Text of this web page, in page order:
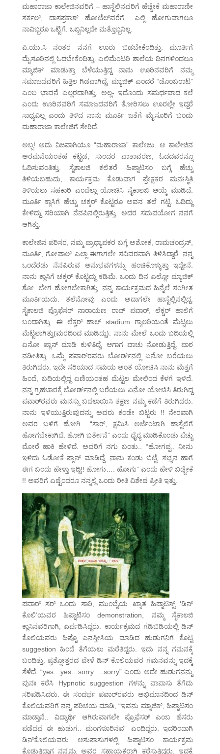
ಮಹಾರಾಜಾ ಕಾಲೇಜಿನವರಿಗೆ – ಹಾಸ್ಟೆಲಿನವರಿಗೆ ಹೆಚ್ಚೇಕೆ ಮಹಾರಾಣೀ
ಸರ್ಕಲ್, ದಾಸಪ್ರಕಾಶ್ ಹೋಟೆಲ್‌ವರೆಗೆ.. ಎಲ್ಲಿ ಹೋಗುವಾಗಲೂ
ನಾವಿಬ್ಬರೂ ಒಟ್ಟಿಗೆ. ಒಬ್ಬನಿಲ್ಲದೇ ಮತ್ತೊಬ್ಬನಿಲ್ಲ.
ಪಿ.ಯು.ಸಿ ನಂತರ ನನಗೆ ಊರು ಬಿಡಬೇಕೆಂದಿತ್ತು. ಮೂರ್ತಿಗೆ
ಮೈಸೂರಿನಲ್ಲಿ ಓದಬೇಕೆಂದಿತ್ತು. ಎಲಿಮೆಂಟರಿ ಶಾಲೆಯ ದಿನಗಳಿಂದಲೂ
ಮ್ಯಾಜಿಕ್ ಮಾಡುತ್ತಾ ಬೆಳೆಯುತ್ತಿದ್ದ ನಾನು ಊರಿನವರಿಗೆ ನಮ್ಮ
ಸಮಾಜದವರಿಗೆ ಹಿತ್ತಿಲ ಗಿಡವಾಗಿದ್ದೆ. ಮ್ಯಾಜಿಕ್ ಎಂದರೆ “ಡೊಂಬರಾಟ”
ಎಂಬ ಭಾವನೆ ಎಲ್ಲರದಾಗಿತ್ತು. ಅಲ್ಲ- ಇದೊಂದು ಸಮರ್ಥವಾದ ಕಲೆ
ಎಂದು ಊರಿನವರಿಗೆ ಸಮಾಜದವರಿಗೆ ತೋರಿಸಲು ಊರಲ್ಲೇ ಇದ್ದರೆ
ಸಾಧ್ಯವಿಲ್ಲ ಎಂದು ತಿಳಿದ ನಾನು ಮೂರ್ತಿ ಜತೆಗೆ ಮೈಸೂರಿಗೆ ಬಂದು
ಮಹಾರಾಜಾ ಕಾಲೇಜಿಗೆ ಸೇರಿದೆ.
ಅಬ್ಬ! ಅದು ನಿಜವಾಗಿಯೂ “ಮಹಾರಾಜಾ” ಕಾಲೇಜು. ಆ ಕಾಲೇಜಿನ
ಅರಮನೆಯಂತಹ ಕಟ್ಟಡ, ಸುಂದರ ವಾತಾವರಣ, ಓದದವರನ್ನೂ
ಓದಿಸುವಂತಿತ್ತು. ಸೈಕಾಲಜಿ ಕಲಿತರೆ ಹಿಪ್ನಾಟಿಸಂ ಬಗ್ಗೆ ಹೆಚ್ಚು
ತಿಳಿಯಬಹುದು, ಕಾರ್ಯಕ್ರಮ ಕೊಡುವಾಗ ಪ್ರೇಕ್ಷಕರ ಮನಃಸ್ಥಿತಿ
ತಿಳಿಯಲು ಸಹಕಾರಿ ಎಂದೆಲ್ಲಾ ಯೋಚಿಸಿ ಸೈಕಾಲಜಿ ಆಯ್ಕೆ ಮಾಡಿದೆ.
ಮೂರ್ತಿ ಕ್ಲಾಸಿಗೆ ಹೆಚ್ಚು ಚಕ್ಕರ್ ಕೊಟ್ಟರೂ ಅವನ ತಲೆ ಗಟ್ಟಿ. ಓದಿದ್ದು
ಕೇಳಿದ್ದು ಸರಿಯಾಗಿ ನೆನಪಿನಲ್ಲಿರುತ್ತಿತ್ತು. ಅದರ ಸದುಪಯೋಗ ನನಗೆ
ಆಗಿತ್ತು.
ಕಾಲೇಜಿನ ಪರಿಸರ, ನಮ್ಮ ಪ್ರಾಧ್ಯಾಪಕರ ಬಗ್ಗೆ ಅಶೋಕ, ರಾಮಚಂದ್ರನ್,
ಮೂರ್ತಿ, ಗೋಪಾಲ್ ಎಲ್ಲಾ ಈಗಾಗಲೇ ಸವಿವರವಾಗಿ ತಿಳಿಸಿದ್ದಾರೆ. ನನ್ನ
ಒಂದೆರಡು ನೆನಪಿರುವ ಅನುಭವಗಳನ್ನು ಹಂಚಿಕೊಳ್ಳುತ್ತಾ ಇದ್ದೇನೆ.
ನಾನು ಕ್ಲಾಸಿಗೆ ಚಕ್ಕರ್ ಕೊಟ್ಟದ್ದು ಕಡಿಮೆ. ಒಂದು ದಿನ ಎಲ್ಲೋ ಮ್ಯಾಜಿಕ್
ಶೋ. ಬೇಗ ಹೋಗಬೇಕಾಗಿತ್ತು. ನನ್ನ ಕಾರ್ಯಕ್ರಮದ ಹಿನ್ನೆಲೆ ಸಂಗೀತ
ಮೂರ್ತಿಯದು. ತಲೆನೋವು ಎಂದು ಅದಾಗಲೇ ಹಾಸ್ಟೆಲ್ಲಿನಲ್ಲಿದ್ದ.
ಸೈಕಾಲಜಿ ಪ್ರೊಫೆಸರ್ ನಾರಾಯಣ ರಾವ್ ಪವಾರ್, ಲೆಕ್ಚರ್ ಹಾಲಿಗೆ
ಬಂದಾಗಿತ್ತು. ಈ ಲೆಕ್ಚರ್ ಹಾಲ್ stadium ಗ್ಯಾಲರಿಯಂತೆ ಮೆಟ್ಟಲು
ಮೆಟ್ಟಲಾಗಿತ್ತು(ಮರದಿಂದ ಮಾಡಿದ್ದು). ನಾನು ಮೇಲೆ ಒಂದು ಬದಿಯಲ್ಲಿ
ಏನೋ ಪ್ಲಾನ್ ಮಾಡಿ ಕುಳಿತಿದ್ದೆ. ಆಗಾಗ ವಾಚು ನೋಡುತ್ತಿದ್ದೆ. ಪಾಠ
ನಡೀತಿತ್ತು. ಒಮ್ಮೆ ಪವಾರ್‌ರವರು ಬೋರ್ಡ್‌ನಲ್ಲಿ ಏನೋ ಬರೆಯಲು
ತಿರುಗಿದರು. ಇದೇ ಸರಿಯಾದ ಸಮಯ ಅಂತ ಯೋಚಿಸಿ ನಾನು ಮೆತ್ತಗೆ
ಹಿಂದೆ, ಬದಿಯಲ್ಲಿದ್ದ ಏಣಿಯಂತಹ ಮೆಟ್ಟಲ ಮೇಲಿಂದ ಕೆಳಗೆ ಇಳಿದೆ.
ನನ್ನ ಗ್ರಹಚಾರಕ್ಕೆ ಬೋರ್ಡ್‌ನಲ್ಲಿ ಬರೆಯಲು ಏನೋ ಯೋಚಿಸಿ ತಿರುಗಿದ್ದ
ಪವಾರ್‌ರವರು ಮನಸ್ಸು ಬದಲಾಯಿಸಿ ತಕ್ಷಣ ನಮ್ಮ ಕಡೆಗೆ ತಿರುಗಿದರು.
ನಾನು ಇಳಿಯುತ್ತಿರುವುದನ್ನು ಅವರು ಕಂಡೇ ಬಿಟ್ಟರು !! ನೇರವಾಗಿ
ಅವರ ಬಳಿಗೆ ಹೋಗಿ.. “ಸಾರ್, ಕ್ಷಮಿಸಿ ಅರ್ಜೆಂಟಾಗಿ ಹಾಸ್ಟೆಲಿಗೆ
ಹೋಗಬೇಕಾಗಿದೆ. ಹೋಗಿ ಬರ್ತೇನೆ” ಎಂದು ಧೈರ‍್ಯ ಮಾಡಿಕೊಂಡು ಪೆಚ್ಚು
ಮೋರೆ ಹಾಕಿ ಹೇಳಿದೆ. ಅವರಿಗೆ ನಗು ಬಂತು.. “ಹೋಗಪ್ಪ.. ನೀನು
ಇಳಿದು ಓಡೋಕೆ ಪ್ಲಾನ್ ಮಾಡಿದ್ದೆ. ನಾನು ಕಂಡು ಬಿಟ್ಟೆ. ಸಭ್ಯನ ಹಾಗೆ
ಈಗ ಬಂದು ಹೇಳ್ತಾ ಇದ್ದಿ!! ಹೋಗು…. ಹೋಗು” ಎಂದು ಹೇಳಿ ಬಿಡ್ಬೇಕೆ
!! ಅವರಿಗೆ ಎಷ್ಟೆಂದರೂ ನನ್ನಲ್ಲಿ ಒಂದು ರೀತಿ ವಿಶೇಷ ಪ್ರೀತಿ ಇತ್ತು.
ಪವಾರ್ ಸರ್ ಒಂದು ಸಾರಿ, ಮುಂಬೈಯ ಖ್ಯಾತ ಹಿಪ್ನಾಟಿಸ್ಟ್ ‘ಡಿನ್
ಕೊಲಿ’ಯವರ ಹಿಪ್ನಾಟಿಸಂ demonstration, ನಮ್ಮ ಸೈಕಾಲಜಿ
ಕ್ಲಾಸಿನವರಿಗಾಗಿ, ಏರ್ಪಡಿಸಿದ್ದರು. ಕಾರ್ಯಕ್ರಮದ ಗಡಿಬಿಡಿಯಲ್ಲಿ ಡಿನ್
ಕೊಲಿಯವರು ಹಿಪ್ನೊ ಎನಸ್ತೀಸಿಯ ಮಾಡಿದ ಹುಡುಗನಿಗೆ ಕೊಟ್ಟ
suggestion ಹಿಂದೆ ತೆಗೆಯಲು ಮರೆತಿದ್ದರು. ಇದು ನನ್ನ ಗಮನಕ್ಕೆ
ಬಂದಿತ್ತು. ಪ್ರಶ್ನೋತ್ತರದ ವೇಳೆ ಡಿನ್ ಕೊಲಿಯವರ ಗಮನವನ್ನು ಇದಕ್ಕೆ
ಸೆಳೆದೆ. “yes…yes…sorry …sorry” ಎಂದು ಅದೇ ಹುಡುಗನನ್ನು
ಪುನಃ ಕರೆಸಿ Hypnotic suggestion ಗಳನ್ನು ವಾಪಾಸು ತೆಗೆದು
ಸರಿಪಡಿಸಿದರು. ಈ ಸಂದರ್ಭ ಪವಾರ್‌ರವರು ಅಭಿಮಾನದಿಂದ ಡಿನ್
ಕೊಲಿಯವರಿಗೆ ನನ್ನ ಪರಿಚಯ ಮಾಡಿ, “ಇವನು ಮ್ಯಾಜಿಕ್, ಹಿಪ್ನಾಟಿಸಂ
ಮಾಡ್ತಾನೆ.. ವಿದ್ಯಾರ್ಥಿ ಆಗಿರುವಾಗಲೇ ಪ್ರೊಫೆಸರ್ ಎಂಬ ಹೆಸರು
ಪಡೆದವ ಈ ಹುಡುಗ.. ಮಂಗಳೂರಿನವ” ಎಂದಿದ್ದರು. ಇದರಿಂದಾಗಿ
ಡಿನ್‌ಕೊಲಿಯವರು ಆಸುಪಾಸುಗಳಲ್ಲಿ ಹಿಪ್ನಾಟಿಸಂ ಕಾರ್ಯಕ್ರಮ
ಕೊಡುತ್ತಿದ್ದಾಗ ನನ್ನನ್ನು ಅವರ ಸಹಾಯಕರಾಗಿ ಕರೆಸುತ್ತಿದ್ದರು. ಇದಕ್ಕೆ